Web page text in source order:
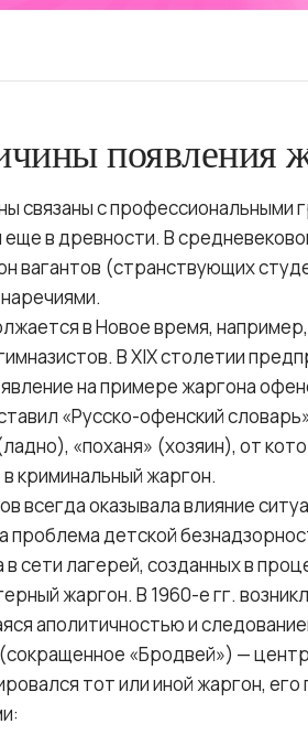
появления
связаны с профессиональными
еще в древности. В
вагантов (странствующих
в Новое время, например,
В XIX столетии
на примере жаргона
«Русско-офенский
«поханя» (хозяин), от
криминальный жаргон.
всегда оказывала влияние
проблема детской
сети лагерей, созданных в
жаргон. В 1960-е гг.
аполитичностью и
«Бродвей») —
тот или иной жаргон,